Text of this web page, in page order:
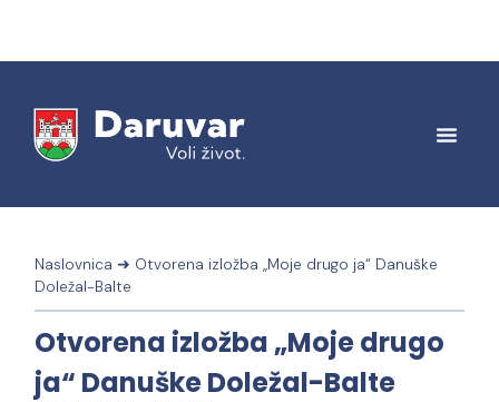
Naslovnica ➜ Otvorena izložba „Moje drugo ja“ Danuške
Doležal-Balte
Otvorena izložba „Moje drugo
ja“ Danuške Doležal-Balte